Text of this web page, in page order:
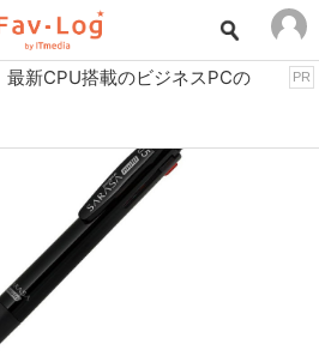
おもちゃ・ホビー
キッチン家電
ゲーム
スイーツ・お菓子
新CPU搭載のビジネスPCの
PR